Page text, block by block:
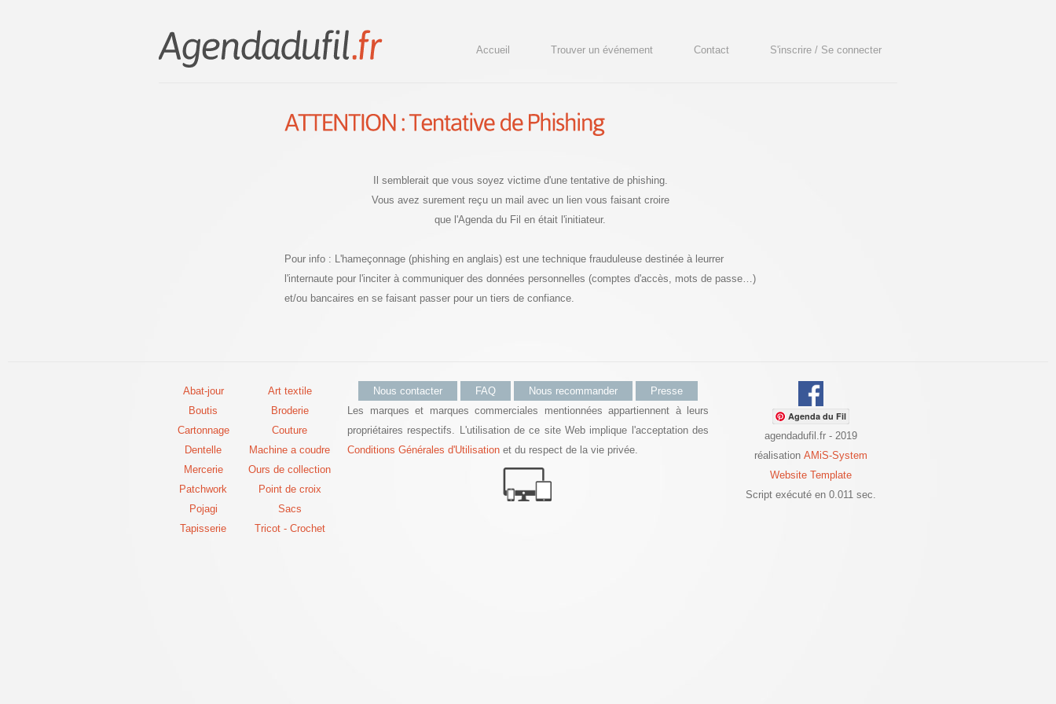
Accueil Trouver un événement Contact S'inscrire / Se connecter
Il semblerait que vous soyez victime d'une tentative de phishing.
Vous avez surement reçu un mail avec un lien vous faisant croire
que l'Agenda du Fil en était l'initiateur.
Pour info : L'hameçonnage (phishing en anglais) est une technique frauduleuse destinée à leurrer
l'internaute pour l'inciter à communiquer des données personnelles (comptes d'accès, mots de passe…)
et/ou bancaires en se faisant passer pour un tiers de confiance.
Abat-jour
Art textile
Boutis
Broderie
Cartonnage
Couture
Dentelle
Machine a coudre
Mercerie
Ours de collection
Patchwork
Point de croix
Pojagi
Sacs
Tapisserie
Tricot - Crochet
Nous contacter FAQ Nous recommander
Presse
Les marques et marques commerciales mentionnées appartiennent à leurs
propriétaires respectifs. L'utilisation de ce site Web implique l'acceptation des
Conditions Générales d'Utilisation et du respect de la vie privée.
Agenda du Fil
agendadufil.fr - 2019
réalisation AMiS-System
Website Template
Script exécuté en 0.011 sec.